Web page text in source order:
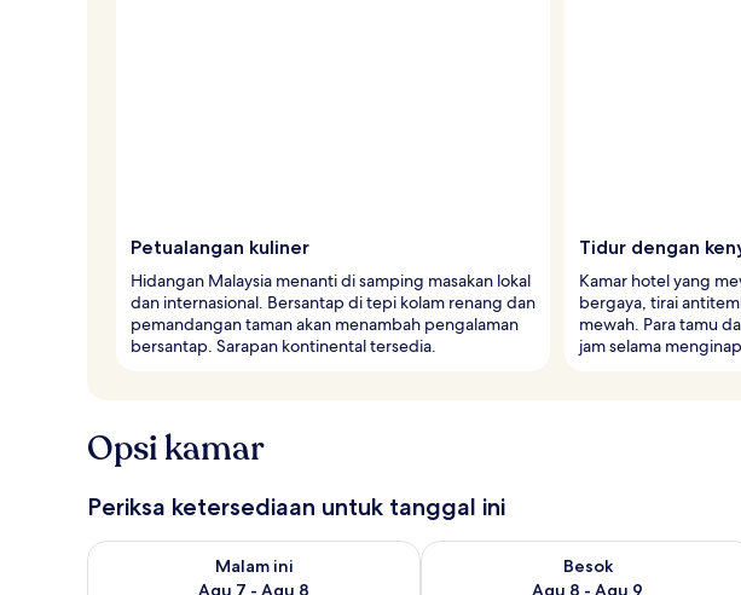
Petualangan kuliner
Hidangan Malaysia menanti di samping masakan lokal
dan internasional. Bersantap di tepi kolam renang dan
pemandangan taman akan menambah pengalaman
bersantap. Sarapan kontinental tersedia.
Tidur dengan
Kamar hotel yang
bergaya, tirai
mewah. Para tamu
jam selama
Opsi kamar
Periksa ketersediaan untuk tanggal ini
Malam ini
Agu 7 - Agu 8
Periksa ketersediaan untuk malam ini Agu 7 - Agu 8
Besok
Agu 8 - Agu 9
Periksa ketersediaan untuk besok